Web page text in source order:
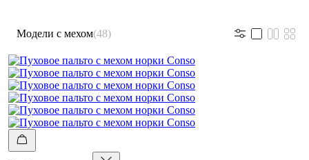
Модели с мехом(48)